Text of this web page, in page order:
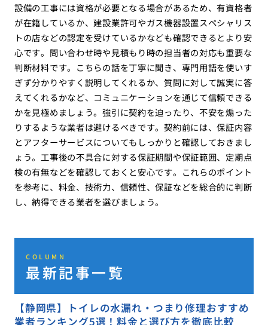
設備の工事には資格が必要となる場合があるため、有資格者
が在籍しているか、建設業許可やガス機器設置スペシャリス
トの店などの認定を受けているかなども確認できるとより安
心です。問い合わせ時や見積もり時の担当者の対応も重要な
判断材料です。こちらの話を丁寧に聞き、専門用語を使いす
ぎず分かりやすく説明してくれるか、質問に対して誠実に答
えてくれるかなど、コミュニケーションを通じて信頼できる
かを見極めましょう。強引に契約を迫ったり、不安を煽った
りするような業者は避けるべきです。契約前には、保証内容
とアフターサービスについてもしっかりと確認しておきまし
ょう。工事後の不具合に対する保証期間や保証範囲、定期点
検の有無などを確認しておくと安心です。これらのポイント
を参考に、料金、技術力、信頼性、保証などを総合的に判断
し、納得できる業者を選びましょう。
COLUMN
最新記事一覧
【静岡県】トイレの水漏れ・つまり修理おすすめ
業者ランキング5選！料金と選び方を徹底比較